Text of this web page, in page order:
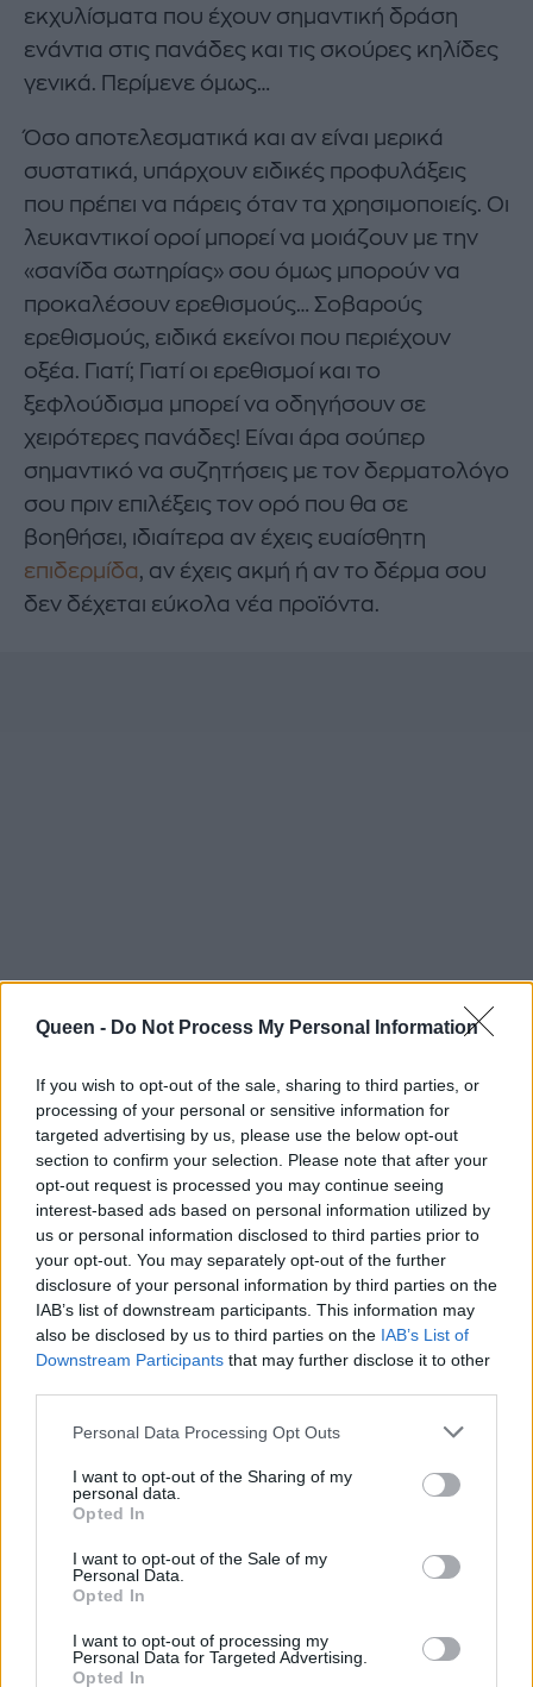
Queen - Do Not Process My Personal Information
If you wish to opt-out of the sale, sharing to third parties, or
processing of your personal or sensitive information for
targeted advertising by us, please use the below opt-out
section to confirm your selection. Please note that after your
opt-out request is processed you may continue seeing
interest-based ads based on personal information utilized by
us or personal information disclosed to third parties prior to
your opt-out. You may separately opt-out of the further
disclosure of your personal information by third parties on the
IAB’s list of downstream participants. This information may
also be disclosed by us to third parties on the IAB’s List of
Downstream Participants that may further disclose it to other
Personal Data Processing Opt Outs
I want to opt-out of the Sharing of my
personal data.
Opted In
I want to opt-out of the Sale of my
Personal Data.
Opted In
I want to opt-out of processing my
Personal Data for Targeted Advertising.
Opted In
εκχυλίσματα που έχουν σημαντική δράση
ενάντια στις πανάδες και τις σκούρες κηλίδες
γενικά. Περίμενε όμως…
Όσο αποτελεσματικά και αν είναι μερικά
συστατικά, υπάρχουν ειδικές προφυλάξεις
που πρέπει να πάρεις όταν τα χρησιμοποιείς. Οι
λευκαντικοί οροί μπορεί να μοιάζουν με την
«σανίδα σωτηρίας» σου όμως μπορούν να
προκαλέσουν ερεθισμούς… Σοβαρούς
ερεθισμούς, ειδικά εκείνοι που περιέχουν
οξέα. Γιατί; Γιατί οι ερεθισμοί και το
ξεφλούδισμα μπορεί να οδηγήσουν σε
χειρότερες πανάδες! Είναι άρα σούπερ
σημαντικό να συζητήσεις με τον δερματολόγο
σου πριν επιλέξεις τον ορό που θα σε
βοηθήσει, ιδιαίτερα αν έχεις ευαίσθητη
επιδερμίδα
, αν έχεις ακμή ή αν το δέρμα σου
δεν δέχεται εύκολα νέα προϊόντα.
μιλήσουμε με προϊόντα. Στην μεγάλη μου μάχη